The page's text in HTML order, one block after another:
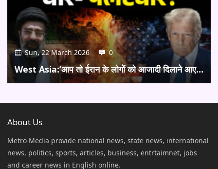
Sun, 22 March 2026 0
West Asia:’आप तो ईरान के लोगों को आजादी दिलाने आए…
About Us
Metro Media provide national news, state news, international
news, politics, sports, articles, business, entrtaimnet, jobs
and career news in English online.